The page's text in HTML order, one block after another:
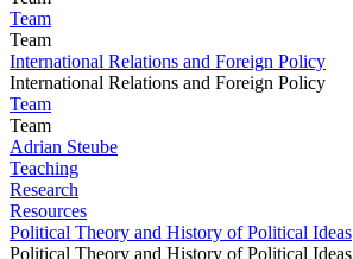
Team
Team
International Relations and Foreign Policy
International Relations and Foreign Policy
Team
Team
Adrian Steube
Teaching
Research
Resources
Political Theory and History of Political Ideas
Political Theory and History of Political Ideas